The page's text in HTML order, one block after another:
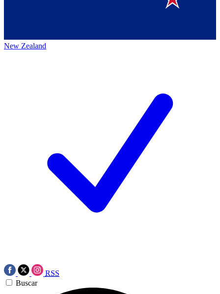
New Zealand
RSS
Buscar